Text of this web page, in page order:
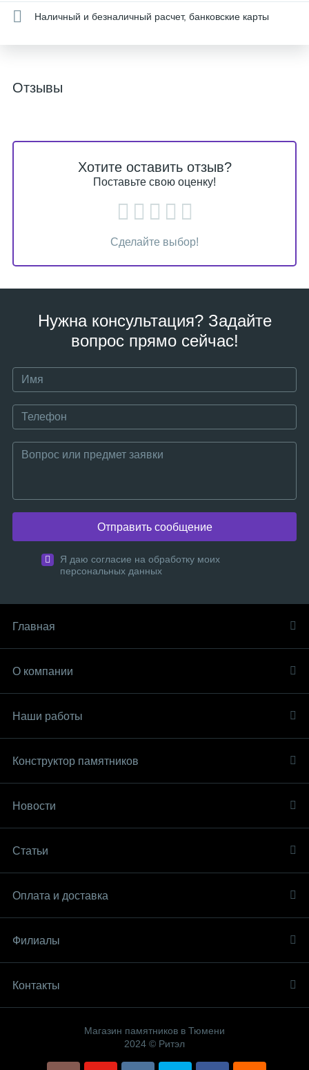
Наличный и безналичный расчет, банковские карты
Отзывы
Хотите оставить отзыв?
Поставьте свою оценку!
Сделайте выбор!
Нужна консультация? Задайте
вопрос прямо сейчас!
Отправить сообщение
Я даю согласие на обработку моих
персональных данных
Главная
О компании
Наши работы
Конструктор памятников
Новости
Статьи
Оплата и доставка
Филиалы
Контакты
Магазин памятников в Тюмени
2024 © Ритэл